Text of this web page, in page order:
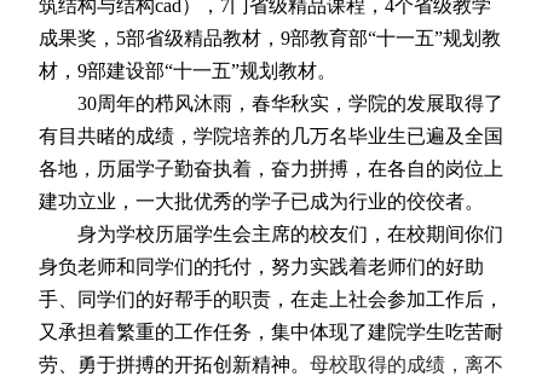
筑结构与结构cad）， 7门省级精品课程， 4个省级教学
成果奖， 5部省级精品教材， 9部教育部“十一五”规划教
材， 9部建设部“十一五”规划教材。
30周年的栉风沐雨，春华秋实，学院的发展取得了
有目共睹的成绩，学院培养的几万名毕业生已遍及全国
各地，历届学子勤奋执着，奋力拼搏，在各自的岗位上
建功立业，一大批优秀的学子已成为行业的佼佼者。
身为学校历届学生会主席的校友们，在校期间你们
身负老师和同学们的托付，努力实践着老师们的好助
手、同学们的好帮手的职责，在走上社会参加工作后，
又承担着繁重的工作任务，集中体现了建院学生吃苦耐
劳、勇于拼搏的开拓创新精神。 母校取得的成绩，离不